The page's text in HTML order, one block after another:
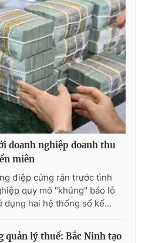
doanh nghiệp doanh thu
miên
điệp cứng rắn trước tình
quy mô "khủng" báo lỗ
dụng hai hệ thống sổ kế...
quản lý thuế: Bắc Ninh tạo